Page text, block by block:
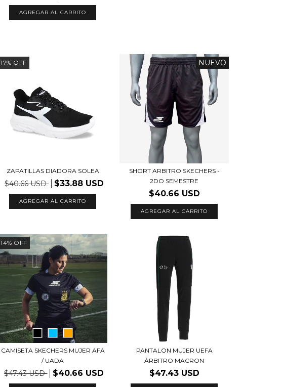
AGREGAR AL CARRITO
17% OFF
ZAPATILLAS DIADORA SOLEA
$40.66 USD $33.88 USD
AGREGAR AL CARRITO
NUEVO
SHORT ARBITRO SKECHERS -
2DO SEMESTRE
$40.66 USD
AGREGAR AL CARRITO
14% OFF
CAMISETA SKECHERS MUJER AFA
/ UADA
$47.43 USD $40.66 USD
PANTALON MUJER UEFA
ÁRBITRO MACRON
$47.43 USD